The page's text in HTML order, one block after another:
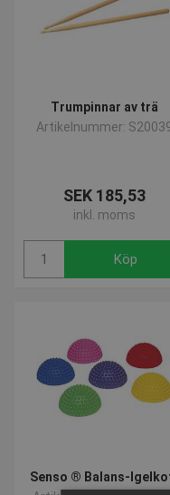
Trumpinnar av trä
Artikelnummer:
SEK 185,53
inkl. moms
Köp
Senso ® Balans-